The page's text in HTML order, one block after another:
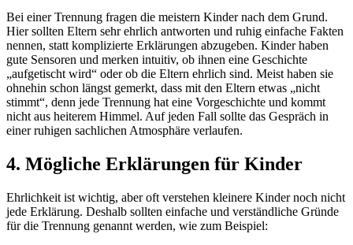
Bei einer Trennung fragen die meistern Kinder nach dem Grund.
Hier sollten Eltern sehr ehrlich antworten und ruhig einfache Fakten
nennen, statt komplizierte Erklärungen abzugeben. Kinder haben
gute Sensoren und merken intuitiv, ob ihnen eine Geschichte
„aufgetischt wird“ oder ob die Eltern ehrlich sind. Meist haben sie
ohnehin schon längst gemerkt, dass mit den Eltern etwas „nicht
stimmt“, denn jede Trennung hat eine Vorgeschichte und kommt
nicht aus heiterem Himmel. Auf jeden Fall sollte das Gespräch in
einer ruhigen sachlichen Atmosphäre verlaufen.
4. Mögliche Erklärungen für Kinder
Ehrlichkeit ist wichtig, aber oft verstehen kleinere Kinder noch nicht
jede Erklärung. Deshalb sollten einfache und verständliche Gründe
für die Trennung genannt werden, wie zum Beispiel: